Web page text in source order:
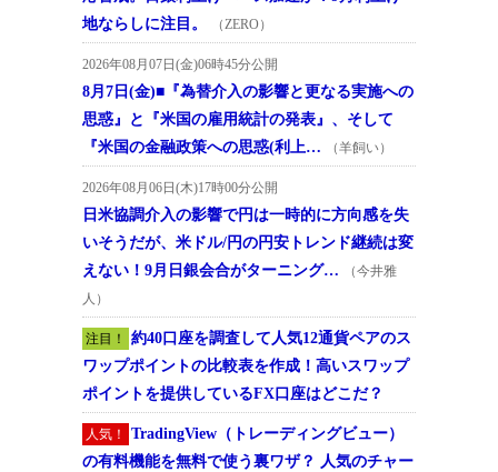
地ならしに注目。
（ZERO）
2026年08月07日(金)06時45分公開
8月7日(金)■『為替介入の影響と更なる実施への
思惑』と『米国の雇用統計の発表』、そして
『米国の金融政策への思惑(利上…
（羊飼い）
2026年08月06日(木)17時00分公開
日米協調介入の影響で円は一時的に方向感を失
いそうだが、米ドル/円の円安トレンド継続は変
えない！9月日銀会合がターニング…
（今井雅
人）
注目！
約40口座を調査して人気12通貨ペアのス
ワップポイントの比較表を作成！高いスワップ
ポイントを提供しているFX口座はどこだ？
人気！
TradingView（トレーディングビュー）
の有料機能を無料で使う裏ワザ？ 人気のチャー